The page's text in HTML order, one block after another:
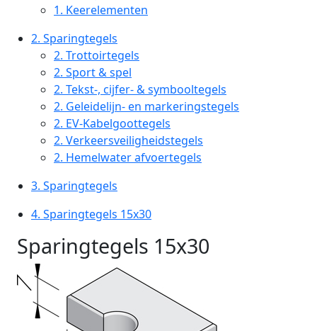
1. Keerelementen
2. Sparingtegels
2. Trottoirtegels
2. Sport & spel
2. Tekst-, cijfer- & symbooltegels
2. Geleidelijn- en markeringstegels
2. EV-Kabelgoottegels
2. Verkeersveiligheidstegels
2. Hemelwater afvoertegels
3. Sparingtegels
4. Sparingtegels 15x30
Sparingtegels 15x30